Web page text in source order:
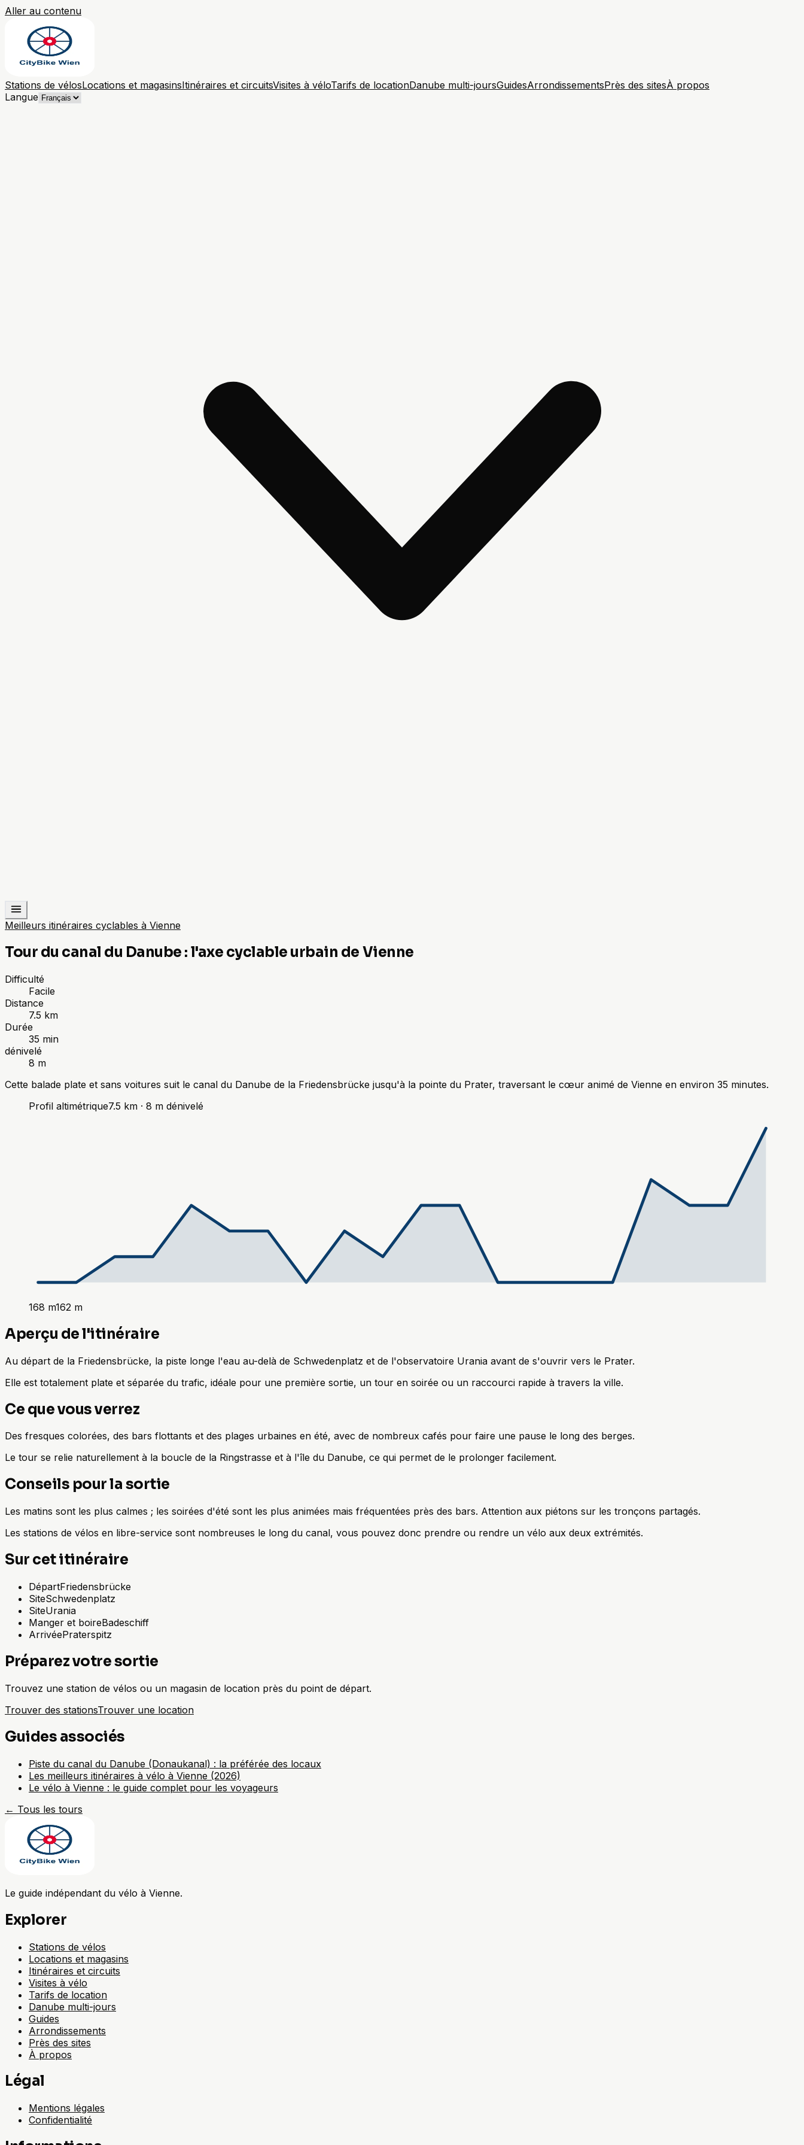
Aller au contenu
Stations de vélosLocations et magasinsItinéraires et circuitsVisites à véloTarifs de locationDanube multi-joursGuidesArrondissementsPrès des sitesÀ propos
Langue
Meilleurs itinéraires cyclables à Vienne
Tour du canal du Danube : l'axe cyclable urbain de Vienne
Difficulté
Facile
Distance
7.5 km
Durée
35 min
dénivelé
8 m
Cette balade plate et sans voitures suit le canal du Danube de la Friedensbrücke jusqu'à la pointe du Prater, traversant le cœur animé de Vienne en environ 35 minutes.
Profil altimétrique7.5 km · 8 m dénivelé
168 m162 m
Aperçu de l'itinéraire
Au départ de la Friedensbrücke, la piste longe l'eau au-delà de Schwedenplatz et de l'observatoire Urania avant de s'ouvrir vers le Prater.
Elle est totalement plate et séparée du trafic, idéale pour une première sortie, un tour en soirée ou un raccourci rapide à travers la ville.
Ce que vous verrez
Des fresques colorées, des bars flottants et des plages urbaines en été, avec de nombreux cafés pour faire une pause le long des berges.
Le tour se relie naturellement à la boucle de la Ringstrasse et à l'île du Danube, ce qui permet de le prolonger facilement.
Conseils pour la sortie
Les matins sont les plus calmes ; les soirées d'été sont les plus animées mais fréquentées près des bars. Attention aux piétons sur les tronçons partagés.
Les stations de vélos en libre-service sont nombreuses le long du canal, vous pouvez donc prendre ou rendre un vélo aux deux extrémités.
Sur cet itinéraire
DépartFriedensbrücke
SiteSchwedenplatz
SiteUrania
Manger et boireBadeschiff
ArrivéePraterspitz
Préparez votre sortie
Trouvez une station de vélos ou un magasin de location près du point de départ.
Trouver des stationsTrouver une location
Guides associés
Piste du canal du Danube (Donaukanal) : la préférée des locaux
Les meilleurs itinéraires à vélo à Vienne (2026)
Le vélo à Vienne : le guide complet pour les voyageurs
← Tous les tours
Le guide indépendant du vélo à Vienne.
Explorer
Stations de vélos
Locations et magasins
Itinéraires et circuits
Visites à vélo
Tarifs de location
Danube multi-jours
Guides
Arrondissements
Près des sites
À propos
Légal
Mentions légales
Confidentialité